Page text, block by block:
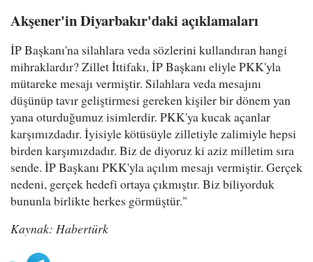
Akşener'in Diyarbakır'daki açıklamaları
İP Başkanı'na silahlara veda sözlerini kullandıran hangi
mihraklardır? Zillet İttifakı, İP Başkanı eliyle PKK'yla
mütareke mesajı vermiştir. Silahlara veda mesajını
düşünüp tavır geliştirmesi gereken kişiler bir dönem yan
yana oturduğumuz isimlerdir. PKK'ya kucak açanlar
karşımızdadır. İyisiyle kötüsüyle zilletiyle zalimiyle hepsi
birden karşımızdadır. Biz de diyoruz ki aziz milletim sıra
sende. İP Başkanı PKK'yla açılım mesajı vermiştir. Gerçek
nedeni, gerçek hedefi ortaya çıkmıştır. Biz biliyorduk
bununla birlikte herkes görmüştür."
Kaynak: Habertürk